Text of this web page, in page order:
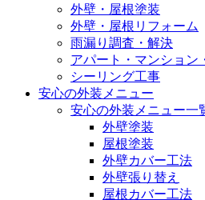
外壁・屋根塗装
外壁・屋根リフォーム
雨漏り調査・解決
アパート・マンション
シーリング工事
安心の外装メニュー
安心の外装メニュー一
外壁塗装
屋根塗装
外壁カバー工法
外壁張り替え
屋根カバー工法